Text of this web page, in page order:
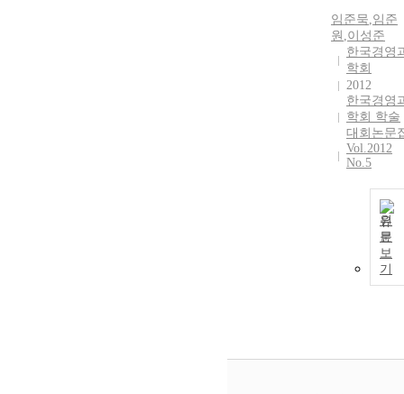
임준묵,임준
원 ,이성준
한국경영
학회
2012
한국경영
학회 학술
대회논문
Vol.2012
No.5
원
문
보
기